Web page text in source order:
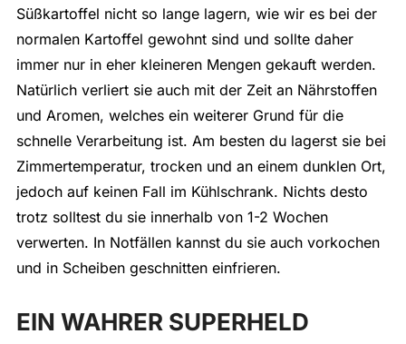
Süßkartoffel nicht so lange lagern, wie wir es bei der
normalen Kartoffel gewohnt sind und sollte daher
immer nur in eher kleineren Mengen gekauft werden.
Natürlich verliert sie auch mit der Zeit an Nährstoffen
und Aromen, welches ein weiterer Grund für die
schnelle Verarbeitung ist. Am besten du lagerst sie bei
Zimmertemperatur, trocken und an einem dunklen Ort,
jedoch auf keinen Fall im Kühlschrank. Nichts desto
trotz solltest du sie innerhalb von 1-2 Wochen
verwerten. In Notfällen kannst du sie auch vorkochen
und in Scheiben geschnitten einfrieren.
EIN WAHRER SUPERHELD